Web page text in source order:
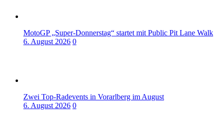
MotoGP „Super-Donnerstag“ startet mit Public Pit Lane Walk
6. August 2026 0
Zwei Top-Radevents in Vorarlberg im August
6. August 2026 0